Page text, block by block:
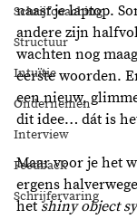
Schrijfcoaching
Structuur
Intuïtie
Ondernemen
Interview
Feedback
Schrijfervaring
naast je laptop.
andere zijn
wachten nog
eerste woorden.
een nieuw,
dit idee… dát is
Maar voor je het
ergens
het shiny object